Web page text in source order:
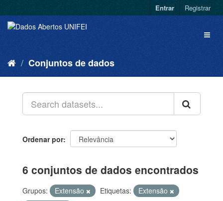
Entrar Registrar
Conjuntos de dados
Ordenar por
6 conjuntos de dados encontrados
Grupos: Extensão Etiquetas:
Extensão